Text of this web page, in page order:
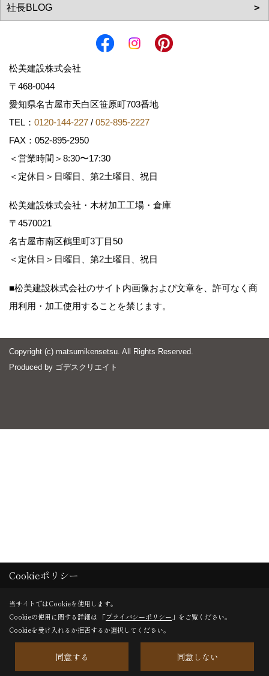
松美建設株式会社
〒468-0044
愛知県名古屋市天白区笹原町703番地
TEL： 0120-144-227 / 052-895-2227
FAX：052-895-2950
＜営業時間＞8:30〜17:30
＜定休日＞日曜日、第2土曜日、祝日
松美建設株式会社・木材加工工場・倉庫
〒4570021
名古屋市南区鶴里町3丁目50
＜定休日＞日曜日、第2土曜日、祝日
■松美建設株式会社のサイト内画像および文章を、許可なく商
用利用・加工使用することを禁じます。
Copyright (c) matsumikensetsu. All Rights Reserved.
Produced by ゴデスクリエイト
Cookieポリシー
当サイトではCookieを使用します。
Cookieの使用に関する詳細は 「プライバシーポリシー 」をご覧ください。
Cookieを受け入れるか拒否するか選択してください。
同意する 同意しない